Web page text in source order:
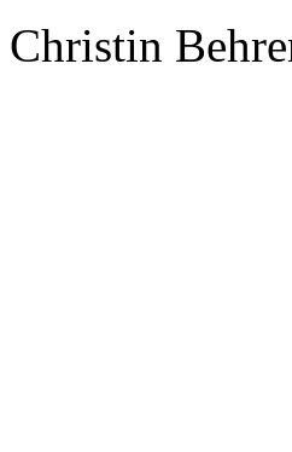
Christin